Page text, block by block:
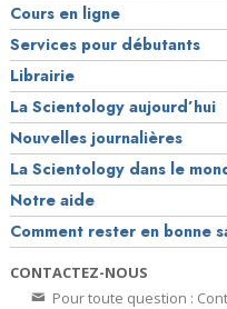
Cours en ligne
Services pour débutants
Librairie
La Scientology aujourd’hui
Nouvelles journalières
La Scientology dans le
Notre aide
Comment rester en bonne
CONTACTEZ-NOUS
Pour toute question :